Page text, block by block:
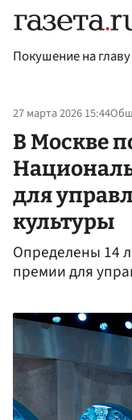
Покушение на
27 марта 2026 15:44
В Москве
для
культуры
Определены 14
премии для